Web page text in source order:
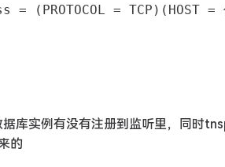
= (PROTOCOL = TCP)(HOST
库实例有没有注册到监听里，同时
的